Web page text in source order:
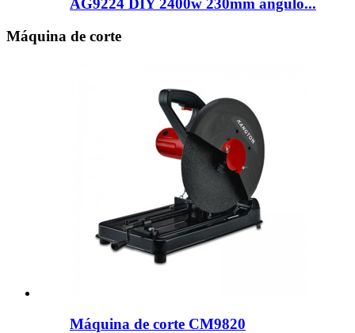
AG9224 DIY 2400w 230mm ángulo...
Máquina de corte
Máquina de corte CM9820